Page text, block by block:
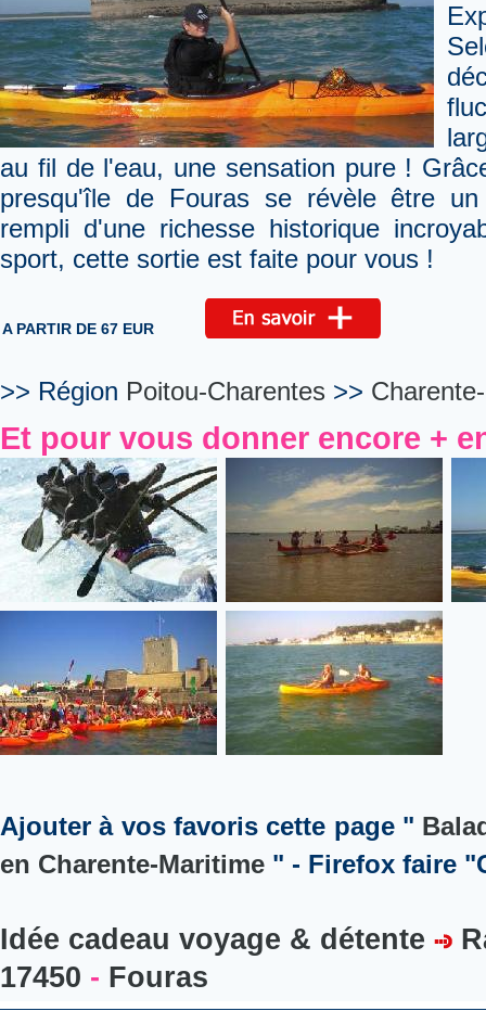
au fil de l'eau, une sensation pure !
presqu'île de Fouras se révèle être
rempli d'une richesse historique
sport, cette sortie est faite pour vous !
A PARTIR DE 67 EUR
>> Région Poitou-Charentes >>
Et pour vous donner encore +
Ajouter à vos favoris cette page "
en Charente-Maritime " - Firefox faire
Idée cadeau voyage & détente
17450 - Fouras